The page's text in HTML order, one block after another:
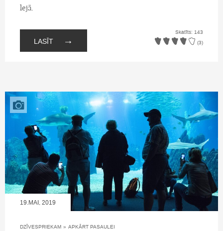
lejā.
LASĪT →
Skatīts: 143
(3)
19.MAI, 2019
DZĪVESPRIEKAM » APKĀRT PASAULEI